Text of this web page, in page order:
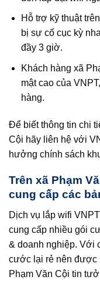
Hỗ trợ kỹ thuật
bị sự cố cục kỳ
đầy 3 giờ.
Khách hàng xã
mật cao của
hàng.
Để biết thông tin chi
Cội hãy liên hệ với
hưởng chính sách
Trên xã Phạm
cung cấp các
Dịch vụ lắp wifi
cung cấp nhiều gói
& doanh nghiệp. Với
cước lại rẻ nên được
Phạm Văn Cội tin